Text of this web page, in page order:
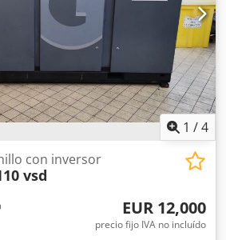
1 /4
con inversor
vsd
EUR 12,000
precio fijo IVA no incluído